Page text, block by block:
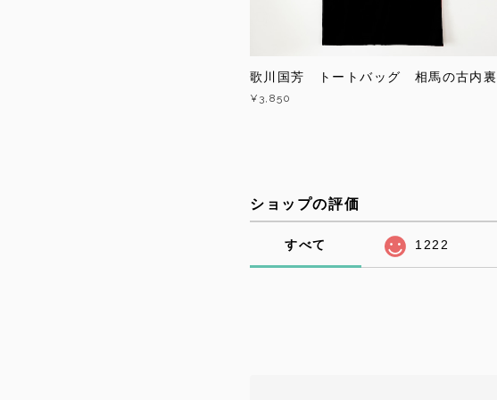
歌川国芳 トートバッグ 相馬の古内裏
¥3,850
ショップの評価
すべて 1222